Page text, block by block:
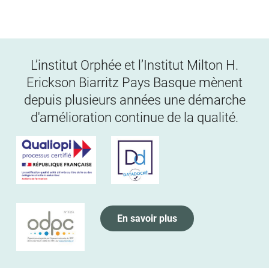
L’institut Orphée et l’Institut Milton H.
Erickson Biarritz Pays Basque mènent
depuis plusieurs années une démarche
d'amélioration continue de la qualité.
En savoir plus